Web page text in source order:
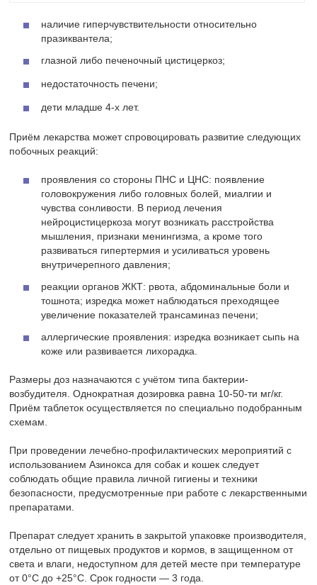
наличие гиперчувствительности относительно
празиквантела;
глазной либо печеночный цистицеркоз;
недостаточность печени;
дети младше 4-х лет.
Приём лекарства может спровоцировать развитие следующих
побочных реакций:
проявления со стороны ПНС и ЦНС: появление
головокружения либо головных болей, миалгии и
чувства сонливости. В период лечения
нейроцистицеркоза могут возникать расстройства
мышления, признаки менингизма, а кроме того
развиваться гипертермия и усиливаться уровень
внутричерепного давления;
реакции органов ЖКТ: рвота, абдоминальные боли и
тошнота; изредка может наблюдаться преходящее
увеличение показателей трансаминаз печени;
аллергические проявления: изредка возникает сыпь на
коже или развивается лихорадка.
Размеры доз назначаются с учётом типа бактерии-
возбудителя. Однократная дозировка равна 10-50-ти мг/кг.
Приём таблеток осуществляется по специально подобранным
схемам.
При проведении лечебно-профилактических мероприятий с
использованием Азинокса для собак и кошек следует
соблюдать общие правила личной гигиены и техники
безопасности, предусмотренные при работе с лекарственными
препаратами.
Препарат следует хранить в закрытой упаковке производителя,
отдельно от пищевых продуктов и кормов, в защищенном от
света и влаги, недоступном для детей месте при температуре
от 0°С до +25°С. Срок годности — 3 года.